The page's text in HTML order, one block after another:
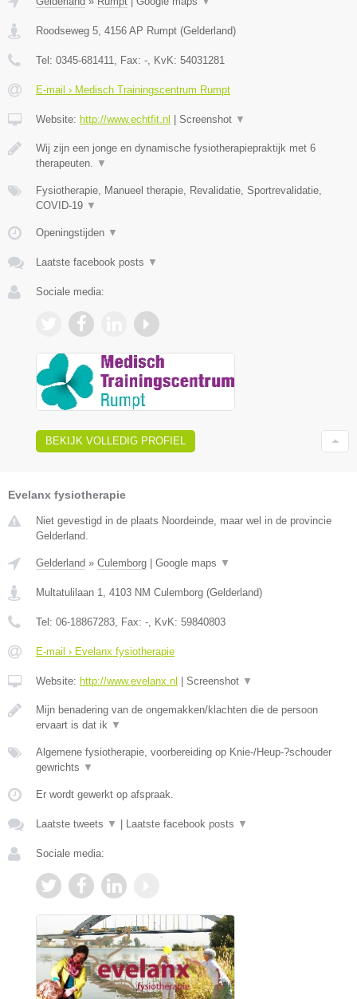
Roodseweg 5, 4156 AP Rumpt (Gelderland)
Tel: 0345-681411, Fax: -, KvK: 54031281
E-mail › Medisch Trainingscentrum Rumpt
Website: http://www.echtfit.nl Screenshot ▼
Wij zijn een jonge en dynamische fysiotherapiepraktijk met 6
therapeuten. ▼
Fysiotherapie, Manueel therapie, Revalidatie, Sportrevalidatie,
COVID-19 ▼
Openingstijden ▼
Laatste facebook posts ▼
Sociale media:
BEKIJK VOLLEDIG PROFIEL
Evelanx fysiotherapie
Niet gevestigd in de plaats Noordeinde, maar wel in de provincie
Gelderland.
Gelderland » Culemborg | Google maps ▼
Multatulilaan 1 4103 NM Culemborg (Gelderland)
Tel: 06-18867283 , Fax: - , KvK: 59840803
E-mail › Evelanx fysiotherapie
Website: http://www.evelanx.nl | Screenshot ▼
Mijn benadering van de ongemakken/klachten die de persoon
ervaart is dat ik ▼
Algemene fysiotherapie, voorbereiding op Knie-/Heup-?schouder
gewrichts ▼
Er wordt gewerkt op afspraak.
Laatste tweets ▼ | Laatste facebook posts ▼
Sociale media: